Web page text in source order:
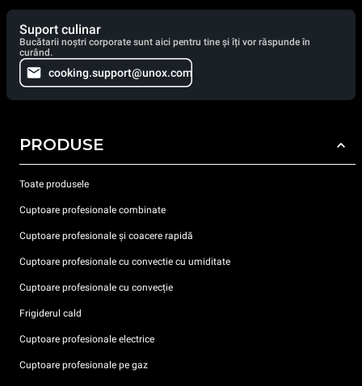
Suport culinar
Bucătarii noștri corporate sunt aici pentru tine și îți vor răspunde în
curând.
cooking.support@unox.com
PRODUSE
Toate produsele
Cuptoare profesionale combinate
Cuptoare profesionale și coacere rapidă
Cuptoare profesionale cu convectie cu umiditate
Cuptoare profesionale cu convecție
Frigiderul cald
Cuptoare profesionale electrice
Cuptoare profesionale pe gaz